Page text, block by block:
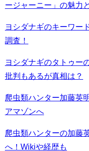
ージャーニー」の魅力
ヨシダナギのキーワー
調査！
ヨシダナギのタトゥー
批判もあるが真相は？
爬虫類ハンター加藤英
アマゾンへ
爬虫類ハンターの加藤
へ！Wikiや経歴も